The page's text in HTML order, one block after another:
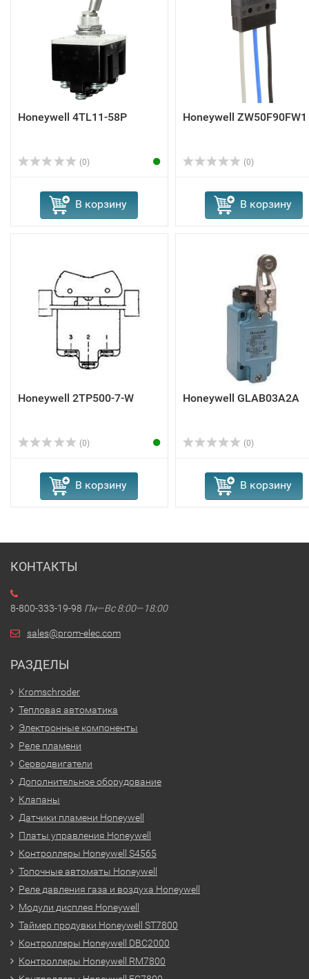
Honeywell 4TL11-58P
(0)
В корзину
Honeywell ZW50F90FW1
(0)
В корзину
Honeywell 2TP500-7-W
(0)
В корзину
Honeywell GLAB03A2A
(0)
В корзину
КОНТАКТЫ
8-800-333-19-98 Пн—Вс 8:00—18:00
sales@prom-elec.com
РАЗДЕЛЫ
Kromschroder
Тепловая автоматика
Электронные компоненты
Реле пламени
Серводвигатели
Дополнительное оборудование
Клапаны
Датчики пламени Honeywell
Платы управления Honeywell
Контроллеры Honeywell S4565
Топочные автоматы Honeywell
Реле давления газа и воздуха Honeywell
Модули дисплея Honeywell
Таймер продувки Honeywell ST7800
Контроллеры Honeywell DBC2000
Контроллеры Honeywell RM7800